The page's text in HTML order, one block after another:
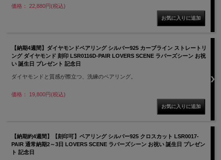
価格： 22,880円(税込)
【納期4週間】ダイヤモンドペアリング シルバー925 カーブライン ストレートリ
ング ダイヤモンド 刻印 LSR0116D-PAIR LOVERS SCENE ラバーズシーン お祝
い 誕生日 プレゼント 記念日
ダイヤモンドと質感が際立つ、洗練のペアリング。
価格： 19,800円(税込)
【納期約4週間】【刻印可】ペアリング シルバー925 クロスカット LSR0017-
PAIR 通常納期2～3日 LOVERS SCENE ラバーズシーン お祝い 誕生日 プレゼン
ト 記念日